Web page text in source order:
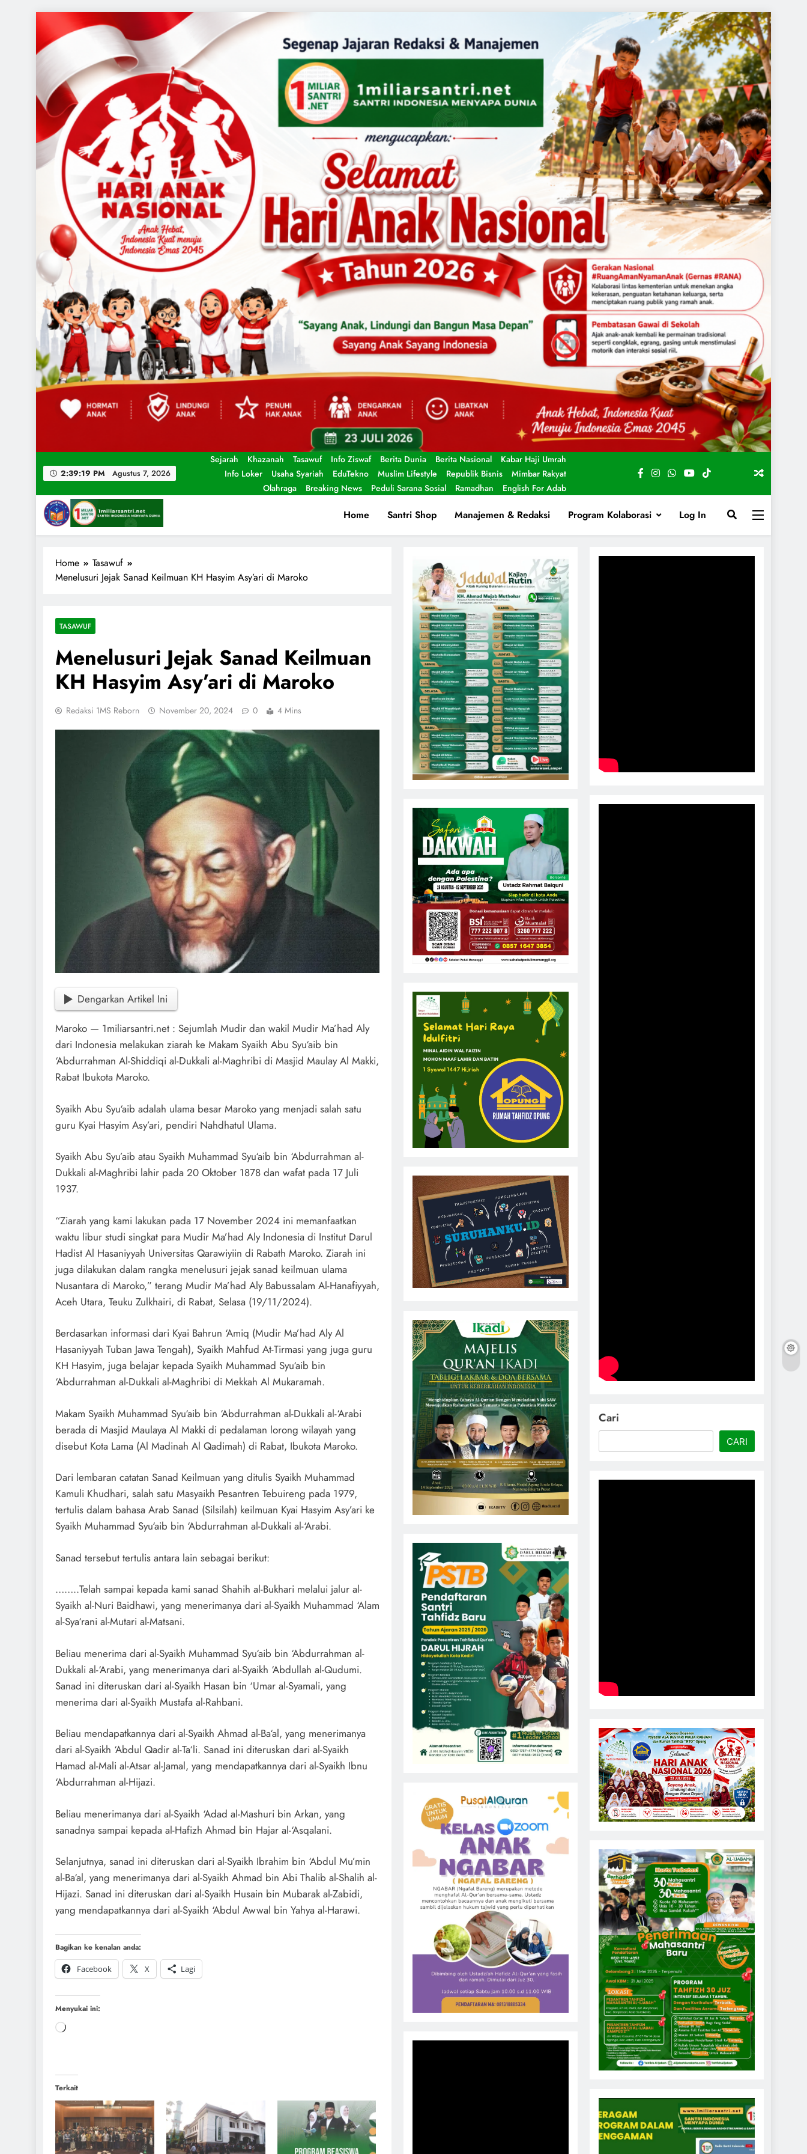
2:39:21 PM Agustus 7, 2026
Sejarah Khazanah Tasawuf Info Ziswaf Berita Dunia Berita Nasional
Kabar Haji Umrah
Info Loker
Usaha Syariah EduTekno Muslim Lifestyle Republik Bisnis
Mimbar Rakyat
Olahraga
Breaking News Peduli Sarana Sosial Ramadhan English For Adab
1miliarsantri.net
Home Santri Shop Manajemen & Redaksi Program Kolaborasi Log In
Home
Tasawuf
Menelusuri Jejak Sanad Keilmuan KH Hasyim Asy’ari di Maroko
TASAWUF
Menelusuri Jejak Sanad Keilmuan
KH Hasyim Asy’ari di Maroko
Redaksi 1MS Reborn November 20, 2024 0 4 Mins
Dengarkan Artikel Ini
Maroko — 1miliarsantri.net : Sejumlah Mudir dan wakil Mudir Ma’had Aly
dari Indonesia melakukan ziarah ke Makam Syaikh Abu Syu‘aib bin
‘Abdurrahman Al-Shiddiqi al-Dukkali al-Maghribi di Masjid Maulay Al Makki,
Rabat Ibukota Maroko.
Syaikh Abu Syu‘aib adalah ulama besar Maroko yang menjadi salah satu
guru Kyai Hasyim Asy’ari, pendiri Nahdhatul Ulama.
Syaikh Abu Syu’aib atau Syaikh Muhammad Syu‘aib bin ‘Abdurrahman al-
Dukkali al-Maghribi lahir pada 20 Oktober 1878 dan wafat pada 17 Juli
1937.
“Ziarah yang kami lakukan pada 17 November 2024 ini memanfaatkan
waktu libur studi singkat para Mudir Ma’had Aly Indonesia di Institut Darul
Hadist Al Hasaniyyah Universitas Qarawiyiin di Rabath Maroko. Ziarah ini
juga dilakukan dalam rangka menelusuri jejak sanad keilmuan ulama
Nusantara di Maroko,” terang Mudir Ma’had Aly Babussalam Al-Hanafiyyah,
Aceh Utara, Teuku Zulkhairi, di Rabat, Selasa (19/11/2024).
Berdasarkan informasi dari Kyai Bahrun ‘Amiq (Mudir Ma’had Aly Al
Hasaniyyah Tuban Jawa Tengah), Syaikh Mahfud At-Tirmasi yang juga guru
KH Hasyim, juga belajar kepada Syaikh Muhammad Syu‘aib bin
‘Abdurrahman al-Dukkali al-Maghribi di Mekkah Al Mukaramah.
Makam Syaikh Muhammad Syu‘aib bin ‘Abdurrahman al-Dukkali al-‘Arabi
berada di Masjid Maulaya Al Makki di pedalaman lorong wilayah yang
disebut Kota Lama (Al Madinah Al Qadimah) di Rabat, Ibukota Maroko.
Dari lembaran catatan Sanad Keilmuan yang ditulis Syaikh Muhammad
Kamuli Khudhari, salah satu Masyaikh Pesantren Tebuireng pada 1979,
tertulis dalam bahasa Arab Sanad (Silsilah) keilmuan Kyai Hasyim Asy’ari ke
Syaikh Muhammad Syu‘aib bin ‘Abdurrahman al-Dukkali al-‘Arabi.
Sanad tersebut tertulis antara lain sebagai berikut:
……..Telah sampai kepada kami sanad Shahih al-Bukhari melalui jalur al-
Syaikh al-Nuri Baidhawi, yang menerimanya dari al-Syaikh Muhammad ‘Alam
al-Sya‘rani al-Mutari al-Matsani.
Beliau menerima dari al-Syaikh Muhammad Syu‘aib bin ‘Abdurrahman al-
Dukkali al-‘Arabi, yang menerimanya dari al-Syaikh ‘Abdullah al-Qudumi.
Sanad ini diteruskan dari al-Syaikh Hasan bin ‘Umar al-Syamali, yang
menerima dari al-Syaikh Mustafa al-Rahbani.
Beliau mendapatkannya dari al-Syaikh Ahmad al-Ba‘al, yang menerimanya
dari al-Syaikh ‘Abdul Qadir al-Ta‘li. Sanad ini diteruskan dari al-Syaikh
Hamad al-Mali al-Atsar al-Jamal, yang mendapatkannya dari al-Syaikh Ibnu
‘Abdurrahman al-Hijazi.
Beliau menerimanya dari al-Syaikh ‘Adad al-Mashuri bin Arkan, yang
sanadnya sampai kepada al-Hafizh Ahmad bin Hajar al-‘Asqalani.
Selanjutnya, sanad ini diteruskan dari al-Syaikh Ibrahim bin ‘Abdul Mu’min
al-Ba‘al, yang menerimanya dari al-Syaikh Ahmad bin Abi Thalib al-Shalih al-
Hijazi. Sanad ini diteruskan dari al-Syaikh Husain bin Mubarak al-Zabidi,
yang mendapatkannya dari al-Syaikh ‘Abdul Awwal bin Yahya al-Harawi.
Bagikan ke kenalan anda:
Facebook
X Lagi
Menyukai ini:
Terkait
Cari
CARI